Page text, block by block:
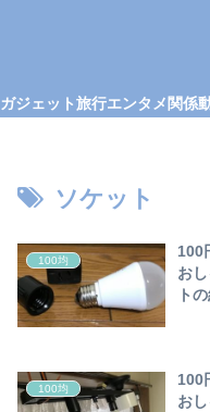
ガジェット旅行エンタメ関係
ソケット
100均
100
お
ト
100均
100
お